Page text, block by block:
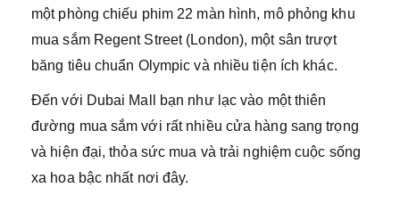
một phòng chiếu phim 22 màn hình, mô phỏng khu
mua sắm Regent Street (London), một sân trượt
băng tiêu chuẩn Olympic và nhiều tiện ích khác.
Đến với Dubai Mall bạn như lạc vào một thiên
đường mua sắm với rất nhiều cửa hàng sang trọng
và hiện đại, thỏa sức mua và trải nghiệm cuộc sống
xa hoa bậc nhất nơi đây.